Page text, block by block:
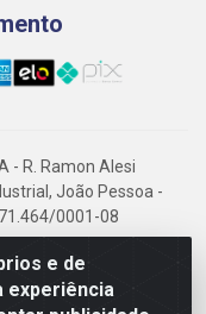
e de
experiência
- R. Ramon Alesi
João Pessoa -
0001-08
paraibano, é
se pela logística